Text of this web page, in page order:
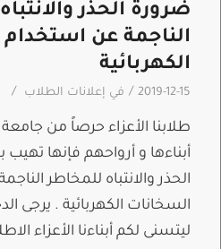
ضرورة الحذر
الناجمة عن
الكهربائية
2019-12-15
/ في إعلانات الطلاب /
طلابنا الأعزاء حرصاً من
أبناءها و أرواحهم فإنها تهيب
الحذر والانتباه للمخاطر
السخانات الكهربائية . يرجى
ليتسنى لكم أبناءنا الأعزاء